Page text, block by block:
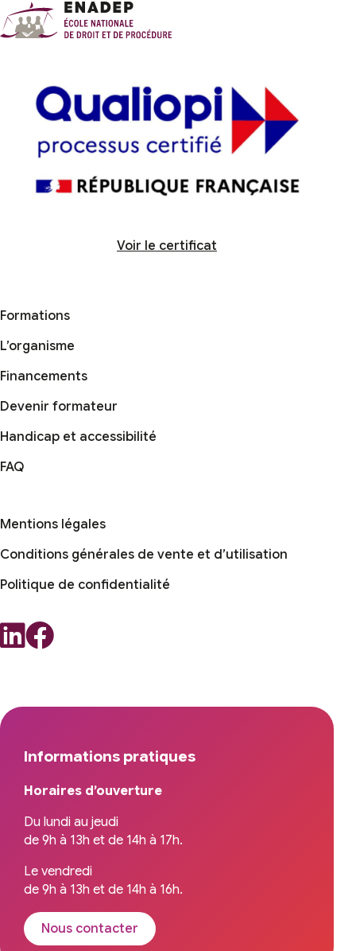
Voir le certificat
Formations
L’organisme
Financements
Devenir formateur
Handicap et accessibilité
FAQ
Mentions légales
Conditions générales de vente et d’utilisation
Politique de confidentialité
Informations pratiques
Horaires d’ouverture
Du lundi au jeudi
de 9h à 13h et de 14h à 17h.
Le vendredi
de 9h à 13h et de 14h à 16h.
Nous contacter